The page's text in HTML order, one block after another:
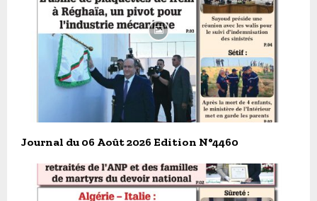
Journal du 06 Août 2026 Edition N°4460